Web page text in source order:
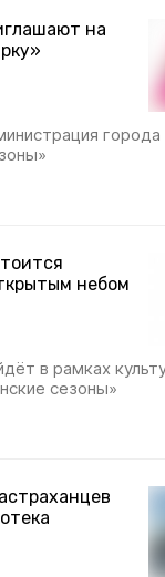
на
небом
в рамках
сезоны»